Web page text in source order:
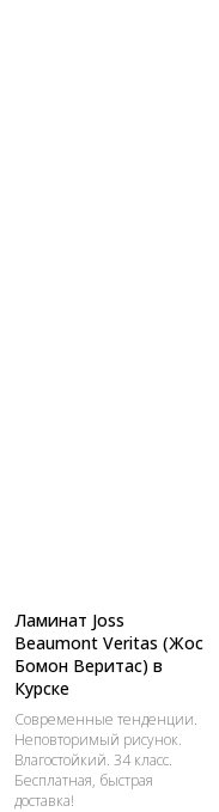
Ламинат Joss
Beaumont Veritas (Жос
Бомон Веритас) в
Курске
Современные тенденции.
Неповторимый рисунок.
Влагостойкий. 34 класс.
Бесплатная, быстрая
доставка!